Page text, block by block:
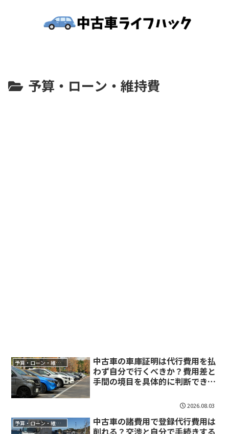
予算・ローン・維持費
予算・ローン・維持費
中古車の車庫証明は代行費用を払
わず自分で行くべきか？費用差と
手間の境目を具体的に判断できま
2026.08.03
予算・ローン・維持費
中古車の諸費用で登録代行費用は
削れる？交渉と自分で手続きする